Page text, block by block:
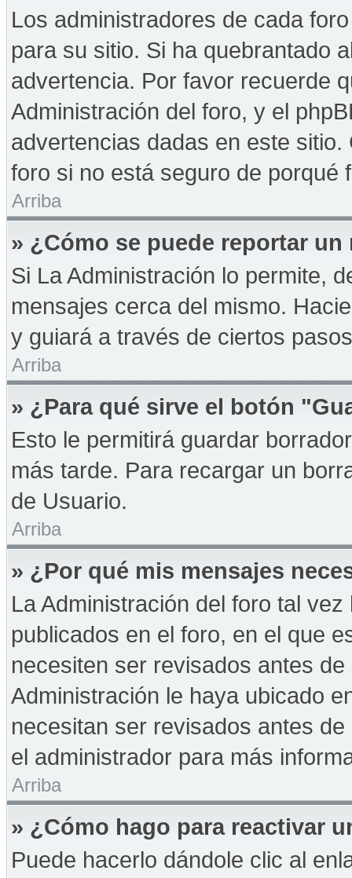
Los administradores de cada
para su sitio. Si ha quebrantado
advertencia. Por favor recuerde
Administración del foro, y el
advertencias dadas en este
foro si no está seguro de porqué
Arriba
» ¿Cómo se puede reportar
Si La Administración lo permite,
mensajes cerca del mismo.
y guiará a través de ciertos
Arriba
» ¿Para qué sirve el botón
Esto le permitirá guardar
más tarde. Para recargar un
de Usuario.
Arriba
» ¿Por qué mis mensajes
La Administración del foro tal
publicados en el foro, en el que
necesiten ser revisados antes
Administración le haya ubicado
necesitan ser revisados antes
el administrador para más
Arriba
» ¿Cómo hago para reactivar
Puede hacerlo dándole clic al